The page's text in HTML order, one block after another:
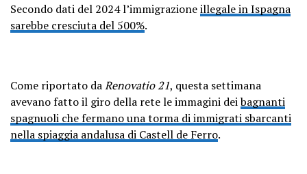
Secondo dati del 2024 l’immigrazioneillegale in Ispagna
sarebbe cresciuta del 500%.
Come riportato daRenovatio 21, questa settimana
avevano fatto il giro della rete le immagini deibagnanti
spagnuoli che fermano una torma di immigrati sbarcanti
nella spiaggia andalusa di Castell de Ferro.